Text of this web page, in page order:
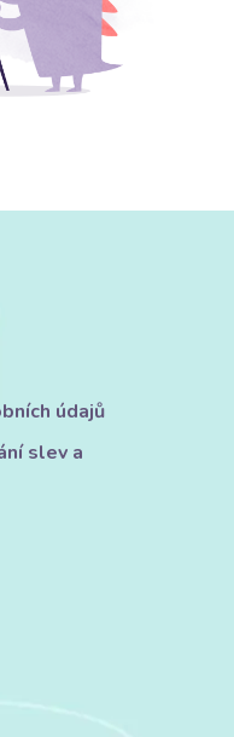
údajů
slev a